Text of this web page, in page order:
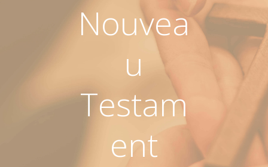
Nouvea
u
Testam
ent